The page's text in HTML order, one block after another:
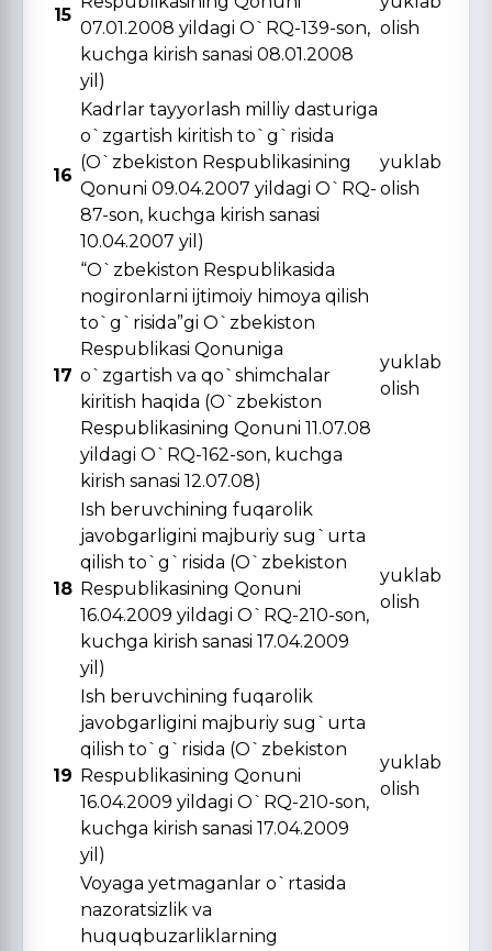
15
07.01.2008 yildagi O`RQ-139-son,
kuchga kirish sanasi 08.01.2008
yil)
olish
16
Kadrlar tayyorlash milliy dasturiga
o`zgartish kiritish to`g`risida
(O`zbekiston Respublikasining
Qonuni 09.04.2007 yildagi O`RQ-
87-son, kuchga kirish sanasi
10.04.2007 yil)
yuklab
olish
17
“O`zbekiston Respublikasida
nogironlarni ijtimoiy himoya qilish
to`g`risida”gi O`zbekiston
Respublikasi Qonuniga
o`zgartish va qo`shimchalar
kiritish haqida (O`zbekiston
Respublikasining Qonuni 11.07.08
yildagi O`RQ-162-son, kuchga
kirish sanasi 12.07.08)
yuklab
olish
18
Ish beruvchining fuqarolik
javobgarligini majburiy sug`urta
qilish to`g`risida (O`zbekiston
Respublikasining Qonuni
16.04.2009 yildagi O`RQ-210-son,
kuchga kirish sanasi 17.04.2009
yil)
yuklab
olish
19
Ish beruvchining fuqarolik
javobgarligini majburiy sug`urta
qilish to`g`risida (O`zbekiston
Respublikasining Qonuni
16.04.2009 yildagi O`RQ-210-son,
kuchga kirish sanasi 17.04.2009
yil)
yuklab
olish
Voyaga yetmaganlar o`rtasida
nazoratsizlik va
huquqbuzarliklarning